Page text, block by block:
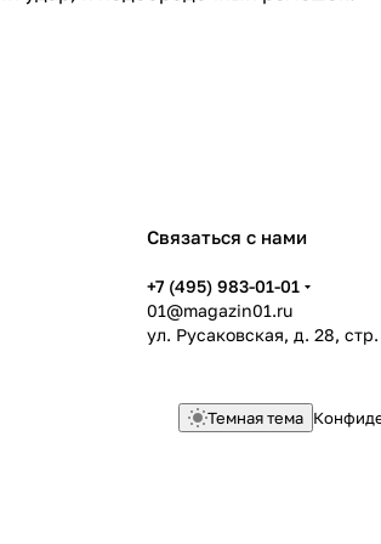
Связаться с нами
+7 (495) 983-01-01
01@magazin01.ru
ул. Русаковская, д. 28,
Темная тема